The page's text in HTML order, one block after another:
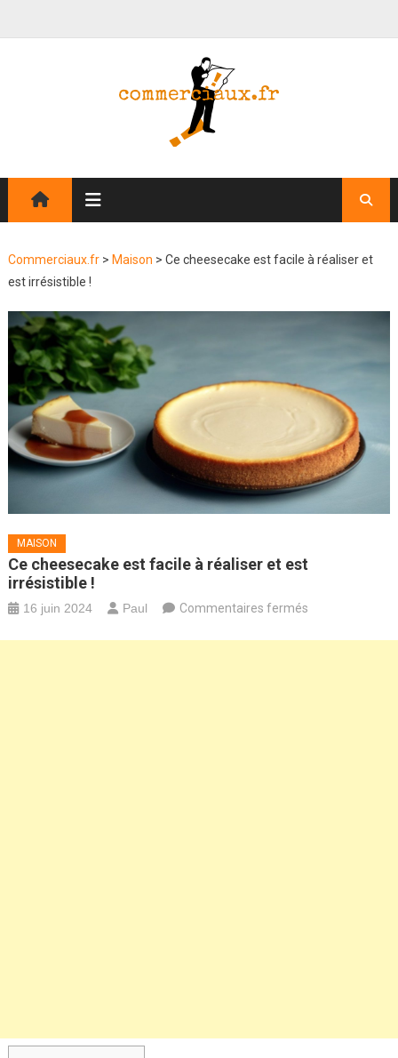
Commerciaux.fr> Maison > Ce cheesecake est facile à réaliser et
est irrésistible !
MAISON
Ce cheesecake est facile à réaliser et est
irrésistible !
16 juin 2024 Paul Commentaires ferméssur